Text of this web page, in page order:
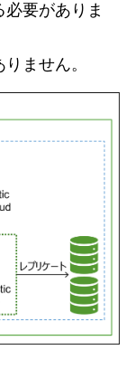
要がありま
ません。